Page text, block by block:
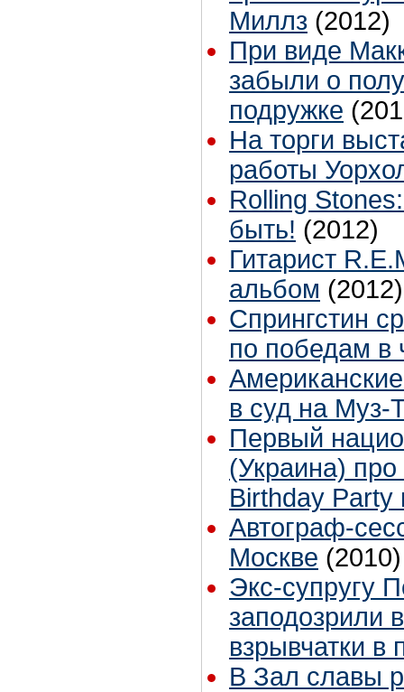
Миллз (2012)
При виде
забыли о
подружке
На торги
работы
Rolling
быть! (2012)
Гитарист
альбом (2012)
Спрингстин
по победам в
в суд на Муз-
Первый
(Украина)
Birthday Party
Автограф-
Москве (2010)
Экс-супругу
заподозрили
взрывчатки в
В Зал славы